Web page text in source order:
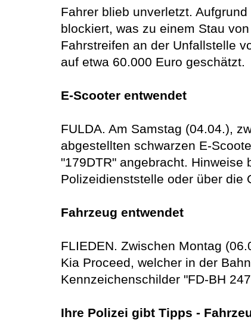
Fahrer blieb unverletzt.
blockiert, was zu einem Stau
Fahrstreifen an der Unfallstelle
auf etwa 60.000 Euro geschätzt.
E-Scooter entwendet
FULDA. Am Samstag (04.04.),
abgestellten schwarzen E-
"179DTR" angebracht.
Polizeidienststelle oder über die
Fahrzeug entwendet
FLIEDEN. Zwischen Montag
Kia Proceed, welcher in der
Kennzeichenschilder "FD-BH
Ihre Polizei gibt Tipps -